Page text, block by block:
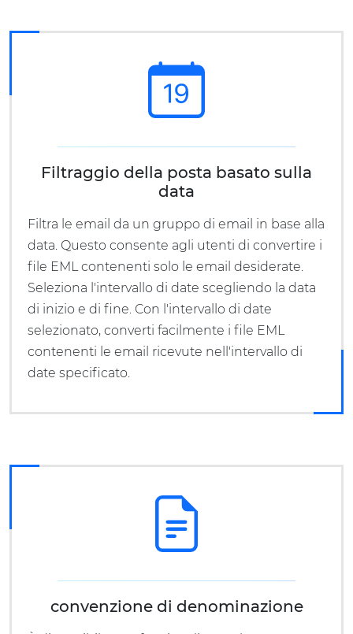
Filtraggio della posta basato sulla
data
Filtra le email da un gruppo di email in base alla
data. Questo consente agli utenti di convertire i
file EML contenenti solo le email desiderate.
Seleziona l'intervallo di date scegliendo la data
di inizio e di fine. Con l'intervallo di date
selezionato, converti facilmente i file EML
contenenti le email ricevute nell'intervallo di
date specificato.
convenzione di denominazione